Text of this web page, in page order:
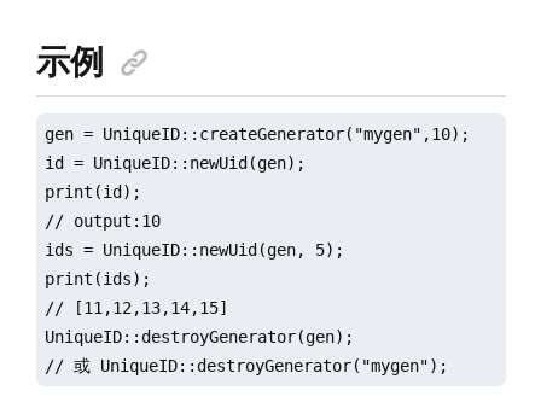
示例
gen = UniqueID::createGenerator("mygen",10);
id = UniqueID::newUid(gen);
print(id);
// output:10
ids = UniqueID::newUid(gen, 5);
print(ids);
// [11,12,13,14,15]
UniqueID::destroyGenerator(gen);
// 或 UniqueID::destroyGenerator("mygen");